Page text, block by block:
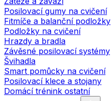
Posilovací gumy na cvičení
Fitmíče a balanční podložky
Podložky na cvičení
Hrazdy a bradla
Závěsné posilovací systémy
Švihadla
Smart pomůcky na cvičení
Posilovací klece a stojany
Domácí trénink ostatní